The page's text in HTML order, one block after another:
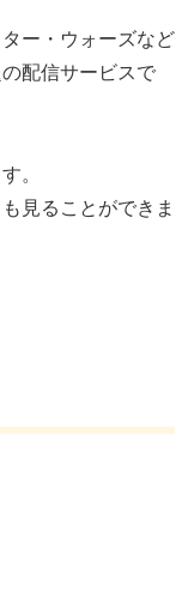
ー・ウォーズなど
配信サービスで
。
見ることができま